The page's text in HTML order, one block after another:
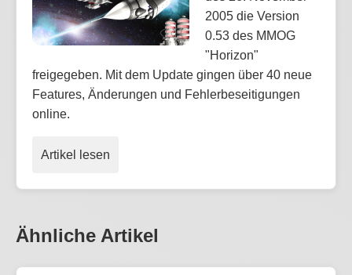
2005 die Version
0.53 des MMOG
"Horizon"
freigegeben. Mit dem Update gingen über 40 neue
Features, Änderungen und Fehlerbeseitigungen
online.
Artikel lesen
Ähnliche Artikel